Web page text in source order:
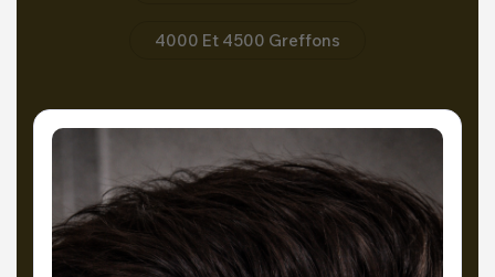
4000 Et 4500 Greffons